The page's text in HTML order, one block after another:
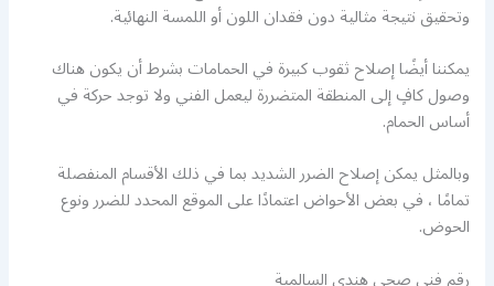
وتحقيق نتيجة مثالية دون فقدان اللون أو اللمسة النهائية.
يمكننا أيضًا إصلاح ثقوب كبيرة في الحمامات بشرط أن يكون هناك
وصول كافٍ إلى المنطقة المتضررة ليعمل الفني ولا توجد حركة في
أساس الحمام.
وبالمثل يمكن إصلاح الضرر الشديد بما في ذلك الأقسام المنفصلة
تمامًا ، في بعض الأحواض اعتمادًا على الموقع المحدد للضرر ونوع
الحوض.